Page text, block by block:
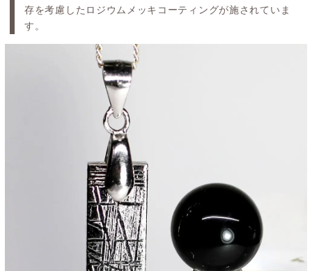
存を考慮したロジウムメッキコーティングが施されていま
す。